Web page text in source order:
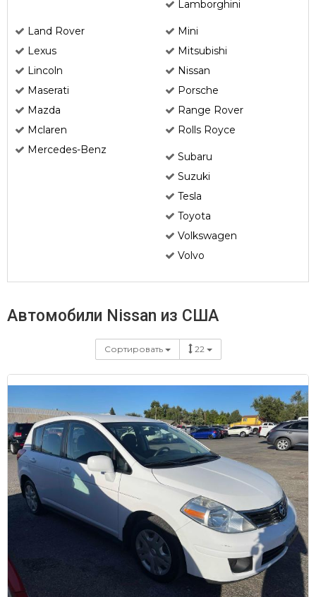
Lamborghini
Land Rover
Lexus
Lincoln
Maserati
Mazda
Mclaren
Mercedes-Benz
Mini
Mitsubishi
Nissan
Porsche
Range Rover
Rolls Royce
Subaru
Suzuki
Tesla
Toyota
Volkswagen
Volvo
Автомобили Nissan из США
Сортировать 22